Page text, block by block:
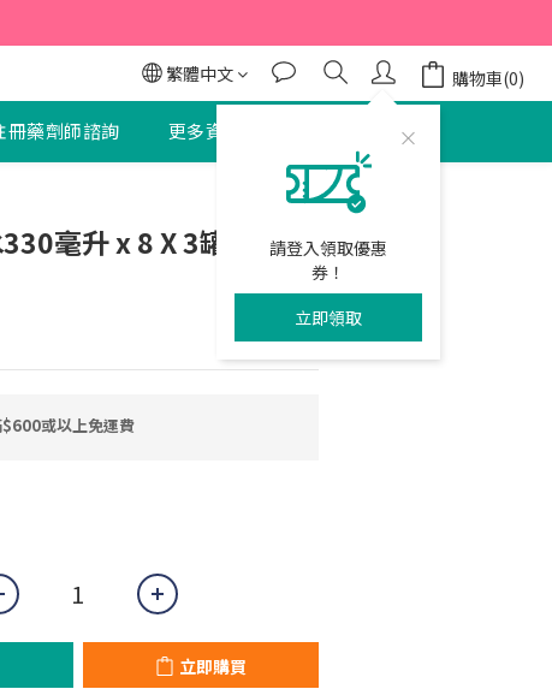
95折
繁體中文
請登入領取優惠
券！
立即領取
購物車(0)
冊藥劑師諮詢 更多資訊
毫升 x 8 X 3罐裝 - 原
或以上免運費
立即購買
立即購買